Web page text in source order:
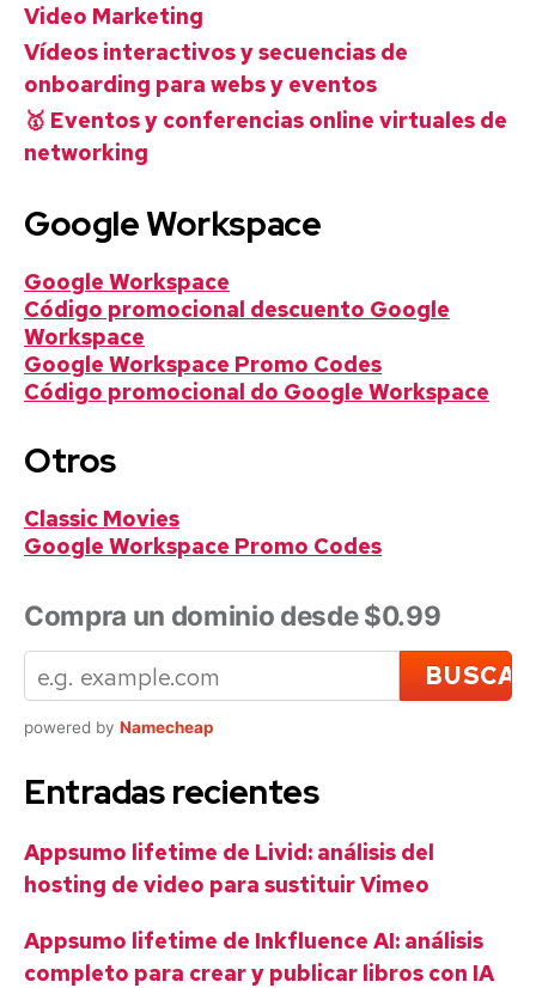
Video Marketing
Vídeos interactivos y secuencias de
onboarding para webs y eventos
🥇 Eventos y conferencias online virtuales de
networking
Google Workspace
Google Workspace
Código promocional descuento Google
Workspace
Google Workspace Promo Codes
Código promocional do Google Workspace
Otros
Classic Movies
Google Workspace Promo Codes
Compra un dominio desde $0.99
powered by Namecheap
Entradas recientes
Appsumo lifetime de Livid: análisis del
hosting de video para sustituir Vimeo
Appsumo lifetime de Inkfluence AI: análisis
completo para crear y publicar libros con IA